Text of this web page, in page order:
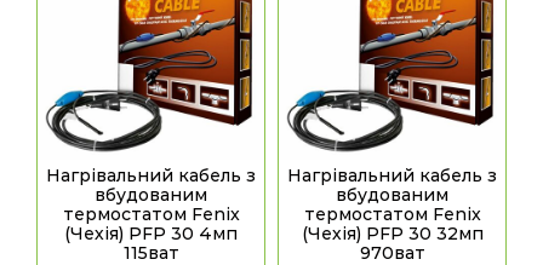
Нагрівальний кабель з
вбудованим
термостатом Fenix
(Чехія) PFP 30 4мп
115ват
Нагрівальний кабель з
вбудованим
термостатом Fenix
(Чехія) PFP 30 32мп
970ват